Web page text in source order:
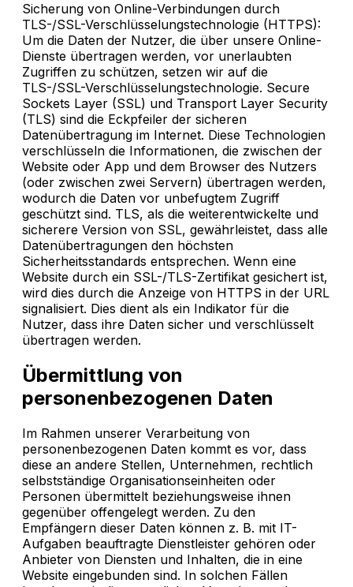
Sicherung von Online-Verbindungen durch
TLS-/SSL-Verschlüsselungstechnologie (HTTPS):
Um die Daten der Nutzer, die über unsere Online-
Dienste übertragen werden, vor unerlaubten
Zugriffen zu schützen, setzen wir auf die
TLS-/SSL-Verschlüsselungstechnologie. Secure
Sockets Layer (SSL) und Transport Layer Security
(TLS) sind die Eckpfeiler der sicheren
Datenübertragung im Internet. Diese Technologien
verschlüsseln die Informationen, die zwischen der
Website oder App und dem Browser des Nutzers
(oder zwischen zwei Servern) übertragen werden,
wodurch die Daten vor unbefugtem Zugriff
geschützt sind. TLS, als die weiterentwickelte und
sicherere Version von SSL, gewährleistet, dass alle
Datenübertragungen den höchsten
Sicherheitsstandards entsprechen. Wenn eine
Website durch ein SSL-/TLS-Zertifikat gesichert ist,
wird dies durch die Anzeige von HTTPS in der URL
signalisiert. Dies dient als ein Indikator für die
Nutzer, dass ihre Daten sicher und verschlüsselt
übertragen werden.
Übermittlung von
personenbezogenen Daten
Im Rahmen unserer Verarbeitung von
personenbezogenen Daten kommt es vor, dass
diese an andere Stellen, Unternehmen, rechtlich
selbstständige Organisationseinheiten oder
Personen übermittelt beziehungsweise ihnen
gegenüber offengelegt werden. Zu den
Empfängern dieser Daten können z. B. mit IT-
Aufgaben beauftragte Dienstleister gehören oder
Anbieter von Diensten und Inhalten, die in eine
Website eingebunden sind. In solchen Fällen